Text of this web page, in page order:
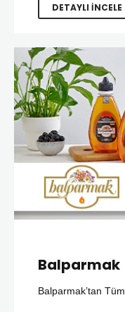
DETAYLI İNCELE
Balparmak
Balparmak’tan